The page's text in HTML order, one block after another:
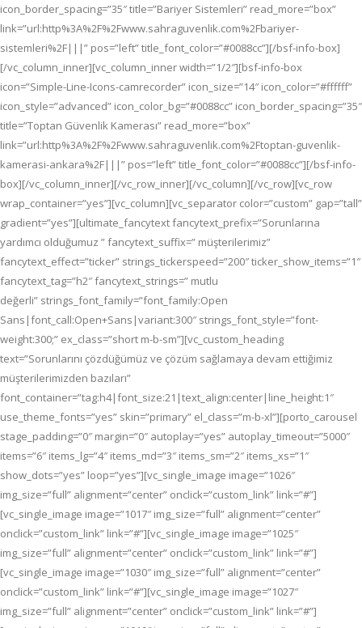
icon_border_spacing=”35″ title=”Bariyer Sistemleri” read_more=”box”
link=”url:http%3A%2F%2Fwww.sahraguvenlik.com%2Fbariyer-
sistemleri%2F|||” pos=”left” title_font_color=”#0088cc”][/bsf-info-box]
[/vc_column_inner][vc_column_inner width=”1/2″][bsf-info-box
icon=”Simple-Line-Icons-camrecorder” icon_size=”14″ icon_color=”#ffffff”
icon_style=”advanced” icon_color_bg=”#0088cc” icon_border_spacing=”35″
title=”Toptan Güvenlik Kamerası” read_more=”box”
link=”url:http%3A%2F%2Fwww.sahraguvenlik.com%2Ftoptan-guvenlik-
kamerasi-ankara%2F|||” pos=”left” title_font_color=”#0088cc”][/bsf-info-
box][/vc_column_inner][/vc_row_inner][/vc_column][/vc_row][vc_row
wrap_container=”yes”][vc_column][vc_separator color=”custom” gap=”tall”
gradient=”yes”][ultimate_fancytext fancytext_prefix=”Sorunlarına
yardımcı olduğumuz ” fancytext_suffix=” müşterilerimiz”
fancytext_effect=”ticker” strings_tickerspeed=”200″ ticker_show_items=”1″
fancytext_tag=”h2″ fancytext_strings=” mutlu
değerli” strings_font_family=”font_family:Open
Sans|font_call:Open+Sans|variant:300″ strings_font_style=”font-
weight:300;” ex_class=”short m-b-sm”][vc_custom_heading
text=”Sorunlarını çözdüğümüz ve çözüm sağlamaya devam ettiğimiz
müşterilerimizden bazıları”
font_container=”tag:h4|font_size:21|text_align:center|line_height:1″
use_theme_fonts=”yes” skin=”primary” el_class=”m-b-xl”][porto_carousel
stage_padding=”0″ margin=”0″ autoplay=”yes” autoplay_timeout=”5000″
items=”6″ items_lg=”4″ items_md=”3″ items_sm=”2″ items_xs=”1″
show_dots=”yes” loop=”yes”][vc_single_image image=”1026″
img_size=”full” alignment=”center” onclick=”custom_link” link=”#”]
[vc_single_image image=”1017″ img_size=”full” alignment=”center”
onclick=”custom_link” link=”#”][vc_single_image image=”1025″
img_size=”full” alignment=”center” onclick=”custom_link” link=”#”]
[vc_single_image image=”1030″ img_size=”full” alignment=”center”
onclick=”custom_link” link=”#”][vc_single_image image=”1027″
img_size=”full” alignment=”center” onclick=”custom_link” link=”#”]